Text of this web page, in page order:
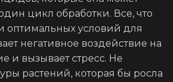
цикл обработки. Все, что
оптимальных условий для
негативное воздействие на
и вызывает стресс. Не
растений, которая бы росла